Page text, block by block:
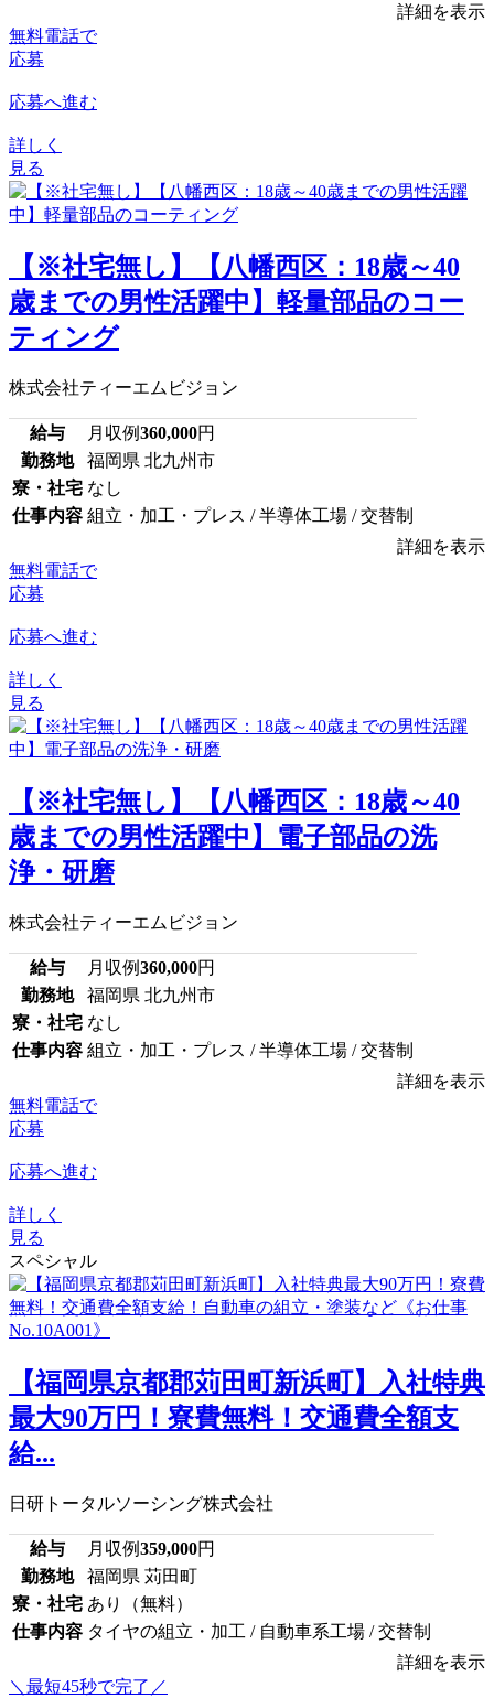
詳細を表示
無料電話で
応募
応募へ進む
詳しく
見る
【※社宅無し】【八幡西区：18歳～40
歳までの男性活躍中】軽量部品のコー
ティング
株式会社ティーエムビジョン
給与 月収例360,000円
勤務地
福岡県 北九州市
寮・社宅 なし
仕事内容 組立・加工・プレス / 半導体工場 / 交替制
詳細を表示
無料電話で
応募
応募へ進む
詳しく
見る
【※社宅無し】【八幡西区：18歳～40
歳までの男性活躍中】電子部品の洗
浄・研磨
株式会社ティーエムビジョン
給与 月収例360,000円
勤務地
福岡県 北九州市
寮・社宅 なし
仕事内容 組立・加工・プレス / 半導体工場 / 交替制
詳細を表示
無料電話で
応募
応募へ進む
詳しく
見る
スペシャル
【福岡県京都郡苅田町新浜町】入社特典
最大90万円！寮費無料！交通費全額支
給...
日研トータルソーシング株式会社
給与 月収例359,000円
勤務地
福岡県 苅田町
寮・社宅 あり（無料）
仕事内容 タイヤの組立・加工 / 自動車系工場 / 交替制
詳細を表示
＼最短45秒で完了／